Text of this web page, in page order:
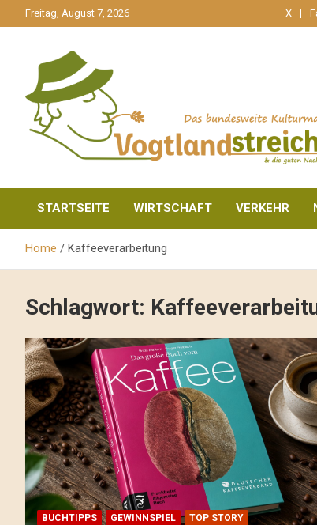
zum
Freitag, August 7, 2026 X
Vogtlandstreicher
STARTSEITE WIRTSCHAFT VERKEHR
Home Kaffeeverarbeitung
Schlagwort:
BUCHTIPPS GEWINNSPIEL TOP STORY